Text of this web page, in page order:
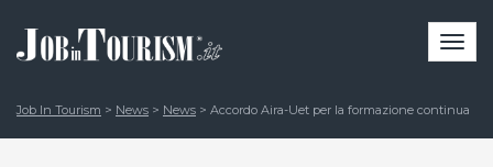
Job In Tourism > News > News > Accordo Aira-Uet per la formazione continua